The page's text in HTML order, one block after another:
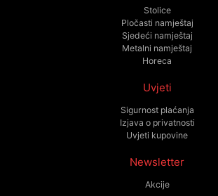
Stolice
Pločasti namještaj
Sjedeći namještaj
Metalni namještaj
Horeca
Uvjeti
Sigurnost plaćanja
Izjava o privatnosti
Uvjeti kupovine
Newsletter
Akcije